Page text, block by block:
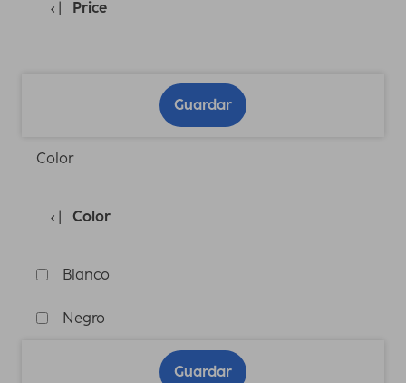
Price
Guardar
Color
Color
Blanco
Negro
Guardar